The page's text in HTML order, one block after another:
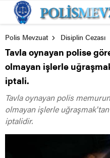
Polis Mevzuat Disiplin Cezası
Tavla oynayan polise
olmayan işlerle
iptali.
Tavla oynayan polis
olmayan işlerle
iptalidir.